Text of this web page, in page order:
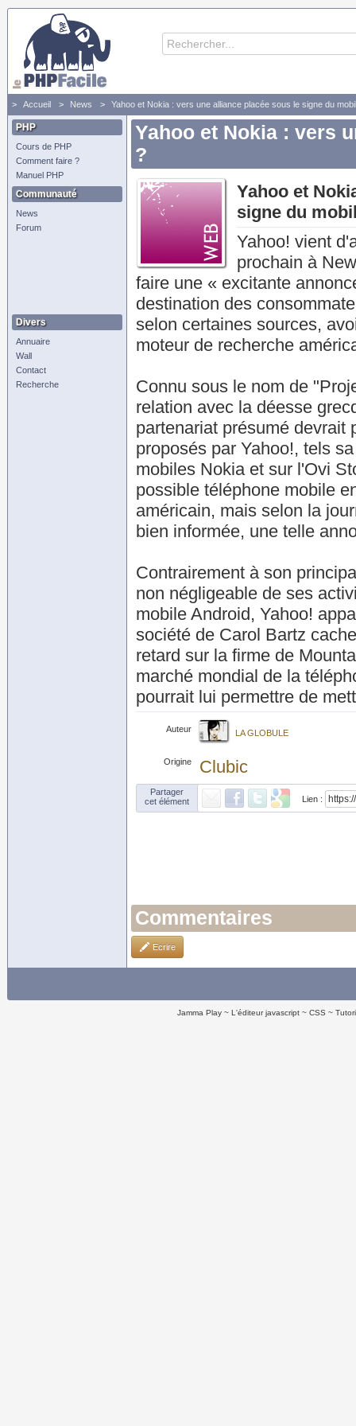
Accueil News Yahoo et Nokia : vers une alliance placée sous le signe du
PHP
Cours de PHP
Comment faire ?
Manuel PHP
Communauté
News
Forum
Divers
Annuaire
Wall
Contact
Recherche
Yahoo et Nokia : vers
?
Yahoo et
signe du
Yahoo! vient
prochain à
faire une « excitante
destination des
selon certaines sources,
moteur de recherche
Connu sous le nom de
relation avec la déesse
partenariat présumé devrait
proposés par Yahoo!, tels
mobiles Nokia et sur l'Ovi
possible téléphone mobile
américain, mais selon la
bien informée, une telle
Contrairement à son
non négligeable de ses
mobile Android, Yahoo!
société de Carol Bartz
retard sur la firme de
marché mondial de la
pourrait lui permettre de
Auteur LA GLOBULE
Origine Clubic
Partager
cet élément
Lien :
Commentaires
Ecrire
Jamma Play L'éditeur javascript CSS